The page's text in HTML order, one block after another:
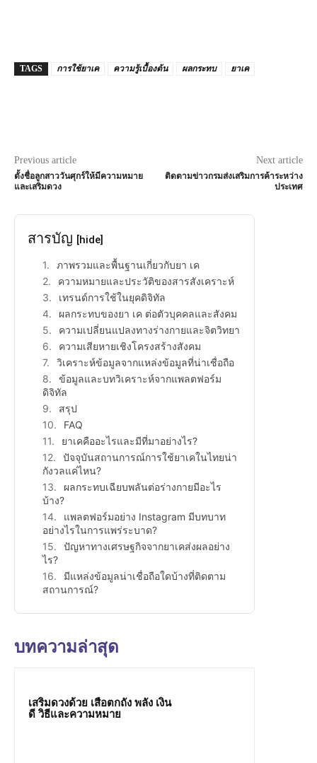
TAGS การใช้ยาเค ความรู้เบื้องต้น ผลกระทบ ยาเค
Previous article
ตั้งชื่อลูกสาววันศุกร์ให้มีความหมาย
และเสริมดวง
Next article
ติดตามข่าวกรมส่งเสริมการค้าระหว่าง
ประเทศ
สารบัญ [hide]
ภาพรวมและพื้นฐานเกี่ยวกับยา เค
ความหมายและประวัติของสารสังเคราะห์
เทรนด์การใช้ในยุคดิจิทัล
ผลกระทบของยา เค ต่อตัวบุคคลและสังคม
ความเปลี่ยนแปลงทางร่างกายและจิตวิทยา
ความเสียหายเชิงโครงสร้างสังคม
วิเคราะห์ข้อมูลจากแหล่งข้อมูลที่น่าเชื่อถือ
ข้อมูลและบทวิเคราะห์จากแพลตฟอร์ม
ดิจิทัล
สรุป
FAQ
ยาเคคืออะไรและมีที่มาอย่างไร?
ปัจจุบันสถานการณ์การใช้ยาเคในไทยน่า
กังวลแค่ไหน?
ผลกระทบเฉียบพลันต่อร่างกายมีอะไร
บ้าง?
แพลตฟอร์มอย่าง Instagram มีบทบาท
อย่างไรในการแพร่ระบาด?
ปัญหาทางเศรษฐกิจจากยาเคส่งผลอย่าง
ไร?
มีแหล่งข้อมูลน่าเชื่อถือใดบ้างที่ติดตาม
สถานการณ์?
บทความล่าสุด
เสริมดวงด้วย เสือตกถัง พลัง เงิน
ดี วิธีและความหมาย